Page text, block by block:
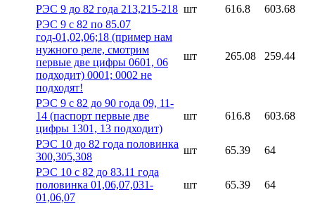
РЭС 9 до 82 года 213,215-218 шт 616.8
603.68
РЭС 9 с 82 по 85.07
год-01,02,06;18 (пример нам
нужного реле, смотрим
первые две цифры 0601, 06
подходит) 0001; 0002 не
подходят!
шт 265.08 259.44
РЭС 9 с 82 до 90 года 09, 11-
14 (паспорт первые две
цифры 1301, 13 подходит)
шт 616.8 603.68
РЭС 10 до 82 года половинка
300,305,308
шт 65.39
64
РЭС 10 с 82 до 83.11 года
половинка 01,06,07,031-
01,06,07
шт 65.39 64